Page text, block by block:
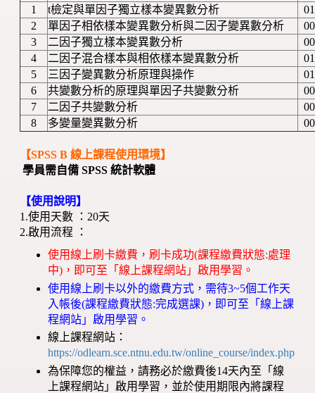
1
t檢定與單因子獨立樣本變異數分析
2
單因子相依樣本變異數分析與二因子變異數分析
3
二因子獨立樣本變異數分析
4
二因子混合樣本與相依樣本變異數分析
5
三因子變異數分析原理與操作
6
共變數分析的原理與單因子共變數分析
7
二因子共變數分析
8
多變量變異數分析
【SPSS B 線上課程使用環境】
學員需自備 SPSS 統計軟體
【使用說明】
1.使用天數 ：20天
2.啟用流程 ：
使用線上刷卡繳費，刷卡成功(課程繳費狀態:處理
中)，即可至「線上課程網站」啟用學習。
使用線上刷卡以外的繳費方式，需待3~5個工作天
入帳後(課程繳費狀態:完成選課)，即可至「線上課
程網站」啟用學習。
線上課程網站：
https://odlearn.sce.ntnu.edu.tw/online_course/index.php
為保障您的權益，請務必於繳費後14天內至「線
上課程網站」啟用學習，並於使用期限內將課程